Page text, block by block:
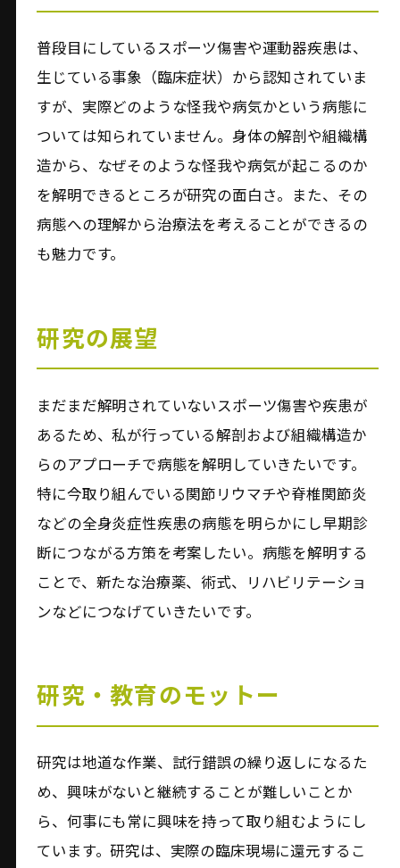
普段目にしているスポーツ傷害や運動器疾患は、
生じている事象（臨床症状）から認知されていま
すが、実際どのような怪我や病気かという病態に
ついては知られていません。身体の解剖や組織構
造から、なぜそのような怪我や病気が起こるのか
を解明できるところが研究の面白さ。また、その
病態への理解から治療法を考えることができるの
も魅力です。
研究の展望
まだまだ解明されていないスポーツ傷害や疾患が
あるため、私が行っている解剖および組織構造か
らのアプローチで病態を解明していきたいです。
特に今取り組んでいる関節リウマチや脊椎関節炎
などの全身炎症性疾患の病態を明らかにし早期診
断につながる方策を考案したい。病態を解明する
ことで、新たな治療薬、術式、リハビリテーショ
ンなどにつなげていきたいです。
研究・教育のモットー
研究は地道な作業、試行錯誤の繰り返しになるた
め、興味がないと継続することが難しいことか
ら、何事にも常に興味を持って取り組むようにし
ています。研究は、実際の臨床現場に還元するこ